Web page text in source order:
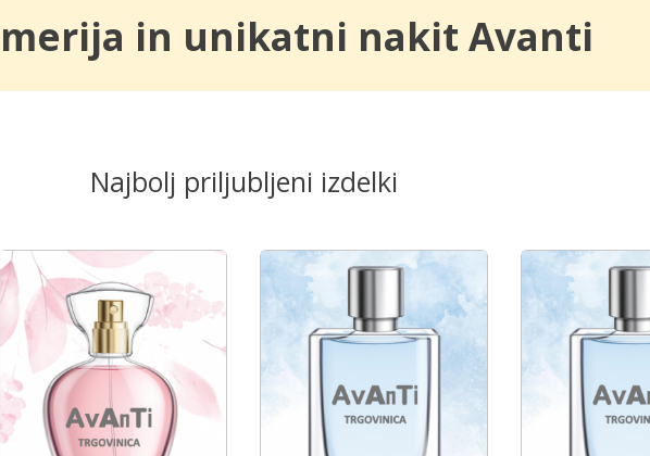
in unikatni nakit Avanti
Najbolj priljubljeni izdelki